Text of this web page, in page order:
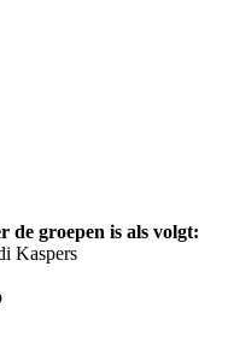
de groepen is als volgt:
Kaspers